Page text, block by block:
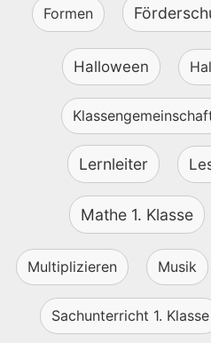
Formen
Halloween
Lernleiter
Mathe 1. Klasse
Multiplizieren Musik
Sachunterricht 1. Klasse